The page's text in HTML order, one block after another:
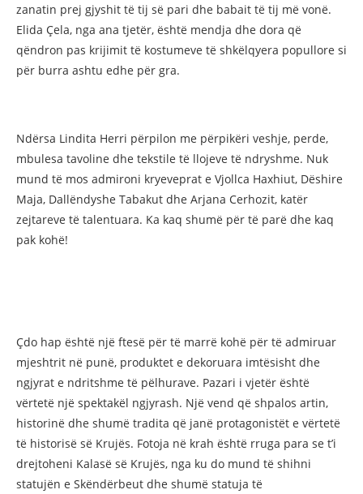
zanatin prej gjyshit të tij së pari dhe babait të tij më vonë.
Elida Çela, nga ana tjetër, është mendja dhe dora që
qëndron pas krijimit të kostumeve të shkëlqyera popullore si
për burra ashtu edhe për gra.
Ndërsa Lindita Herri përpilon me përpikëri veshje, perde,
mbulesa tavoline dhe tekstile të llojeve të ndryshme. Nuk
mund të mos admironi kryeveprat e Vjollca Haxhiut, Dëshire
Maja, Dallëndyshe Tabakut dhe Arjana Cerhozit, katër
zejtareve të talentuara. Ka kaq shumë për të parë dhe kaq
pak kohë!
Çdo hap është një ftesë për të marrë kohë për të admiruar
mjeshtrit në punë, produktet e dekoruara imtësisht dhe
ngjyrat e ndritshme të pëlhurave. Pazari i vjetër është
vërtetë një spektakël ngjyrash. Një vend që shpalos artin,
historinë dhe shumë tradita që janë protagonistët e vërtetë
të historisë së Krujës. Fotoja në krah është rruga para se t’i
drejtoheni Kalasë së Krujës, nga ku do mund të shihni
statujën e Skëndërbeut dhe shumë statuja të